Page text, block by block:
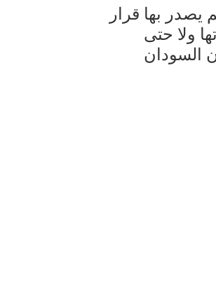
بها قرار
ولا حتى
السودان